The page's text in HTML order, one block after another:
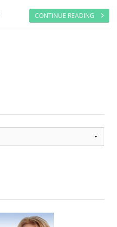
CONTINUE READING